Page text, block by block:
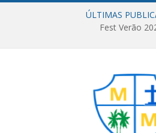
ÚLTIMAS
Fest Verão